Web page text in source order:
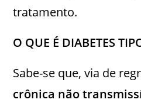
tratamento.
O QUE É DIABETES
Sabe-se que, via de
crônica não